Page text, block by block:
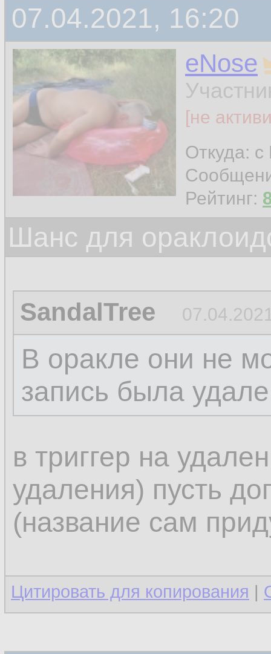
07.04.2021, 16:20
eNose
[не
Откуда: с
Рейтинг:
Шанс для
SandalTree
В оракле они не
запись была
в триггер на
удаления) пусть
(название сам
Цитировать для копирования |